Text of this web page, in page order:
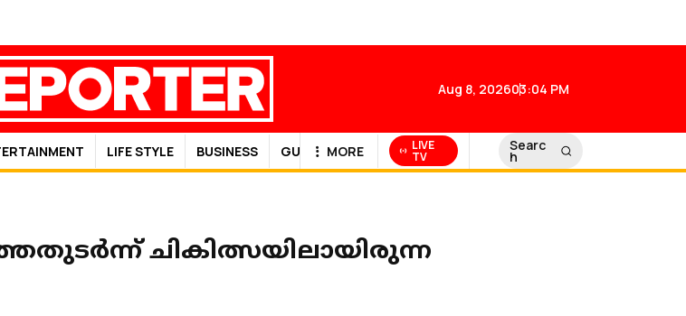
Aug 8, 202603:04 PM
LIFE STYLE BUSINESS GULF NEWS
MORE LIVE
TV
Searc
h
ചികിത്സയിലായിരുന്ന